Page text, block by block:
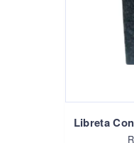
Libreta